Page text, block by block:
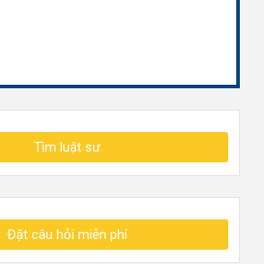
Tìm luật sư
Đặt câu hỏi miễn phí